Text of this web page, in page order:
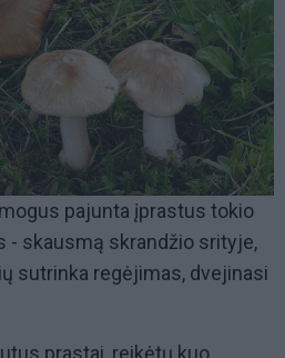
pajunta įprastus tokio
- skausmą skrandžio srityje,
sutrinka regėjimas, dvejinasi